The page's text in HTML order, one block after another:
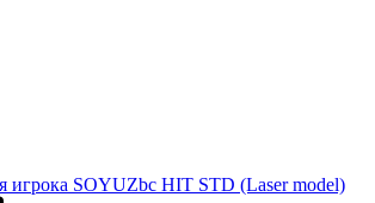
игрока SOYUZbc HIT STD (Laser model)